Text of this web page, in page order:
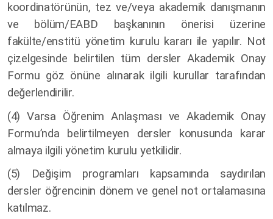
koordinatörünün, tez ve/veya akademik danışmanın
ve bölüm/EABD başkanının önerisi üzerine
fakülte/enstitü yönetim kurulu kararı ile yapılır. Not
çizelgesinde belirtilen tüm dersler Akademik Onay
Formu göz önüne alınarak ilgili kurullar tarafından
değerlendirilir.
(4) Varsa Öğrenim Anlaşması ve Akademik Onay
Formu’nda belirtilmeyen dersler konusunda karar
almaya ilgili yönetim kurulu yetkilidir.
(5) Değişim programları kapsamında saydırılan
dersler öğrencinin dönem ve genel not ortalamasına
katılmaz.